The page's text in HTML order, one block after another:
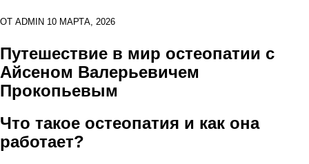
ОТ ADMIN 10 МАРТА, 2026
Путешествие в мир остеопатии с
Айсеном Валерьевичем
Прокопьевым
Что такое остеопатия и как она
работает?